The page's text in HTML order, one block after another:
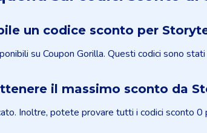
un codice sconto per
su Coupon Gorilla. Questi codici sono
il massimo sconto da
Inoltre, potete provare tutti i codici sconto